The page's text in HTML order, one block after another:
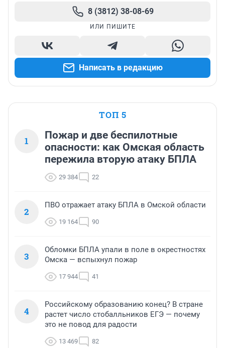
8 (3812) 38-08-69
ИЛИ ПИШИТЕ
Написать в редакцию
ТОП 5
1
Пожар и две беспилотные
опасности: как Омская область
пережила вторую атаку БПЛА
29 384 22
2
ПВО отражает атаку БПЛА в Омской области
19 164 90
3
Обломки БПЛА упали в поле в окрестностях
Омска — вспыхнул пожар
17 944 41
4
Российскому образованию конец? В стране
растет число стобалльников ЕГЭ — почему
это не повод для радости
13 469 82